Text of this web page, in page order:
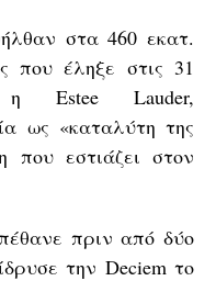
στα 460 εκατ.
που έληξε στις 31
η Estee Lauder,
ως «καταλύτη της
που εστιάζει στον
πριν από δύο
την Deciem το